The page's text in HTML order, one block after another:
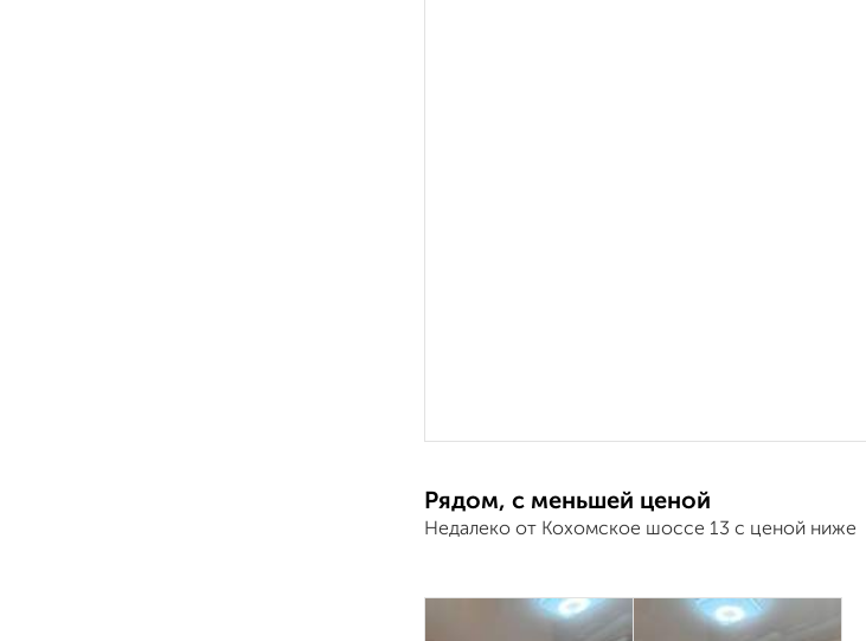
Рядом, с меньшей ценой
Недалеко от Кохомское шоссе 13 с ценой ниже